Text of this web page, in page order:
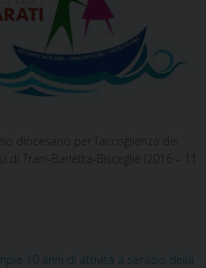
diocesano per l’accoglienza dei
di Trani-Barletta-Bisceglie (2016 – 11
10 anni di attività a servizio della